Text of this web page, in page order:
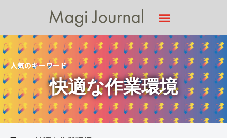
人気のキーワード
快適な作業環境